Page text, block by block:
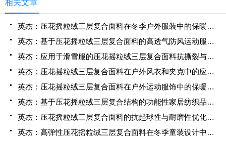
相关文章
英杰：压花摇粒绒三层复合面料在冬季户外服装中的保暖性能优化研究
英杰：基于压花摇粒绒三层复合面料的高透气防风运动服饰开发
英杰：应用于滑雪服的压花摇粒绒三层复合面料抗撕裂与耐磨性提升技术
英杰：压花摇粒绒三层复合面料在户外风衣和夹克中的应用与性能
英杰：压花摇粒绒三层复合面料在户外运动服饰中的保暖与透气性能研究
英杰：基于压花摇粒绒三层复合结构的功能性家居纺织品开发与应用
英杰：压花摇粒绒三层复合面料的抗起球性与耐磨性优化技术分析
英杰：高弹性压花摇粒绒三层复合面料在冬季童装设计中的应用实践